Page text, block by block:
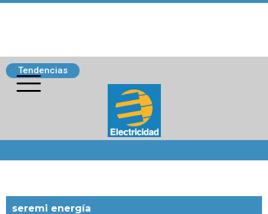
Tendencias
seremi energía